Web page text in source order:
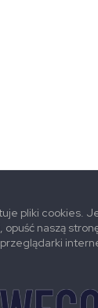
pliki cookies.
opuść naszą